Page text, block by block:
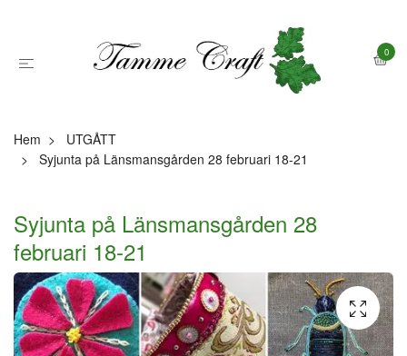
0
Hem
UTGÅTT
Syjunta på Länsmansgården 28 februari 18-21
Syjunta på Länsmansgården 28
februari 18-21